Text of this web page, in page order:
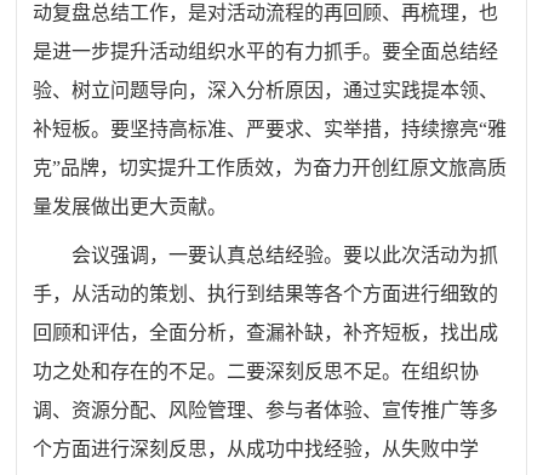
动复盘总结工作，是对活动流程的再回顾、再梳理，也
是进一步提升活动组织水平的有力抓手。要全面总结经
验、树立问题导向，深入分析原因，通过实践提本领、
补短板。要坚持高标准、严要求、实举措，持续擦亮“雅
克”品牌，切实提升工作质效，为奋力开创红原文旅高质
量发展做出更大贡献。
会议强调，一要认真总结经验。要以此次活动为抓
手，从活动的策划、执行到结果等各个方面进行细致的
回顾和评估，全面分析，查漏补缺，补齐短板，找出成
功之处和存在的不足。二要深刻反思不足。在组织协
调、资源分配、风险管理、参与者体验、宣传推广等多
个方面进行深刻反思，从成功中找经验，从失败中学